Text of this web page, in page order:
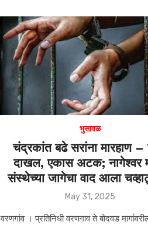
at
s
A
p
p
c
e
b
o
o
k
भुसावळ
चंद्रकांत बढे सरांना मारहाण –
दाखल, एकास अटक; नागेश्वर
संस्थेच्या जागेचा वाद आला
Posted
May 31, 2025
वरणगांव । प्रतिनिधी वरणगाव ते बोदवड